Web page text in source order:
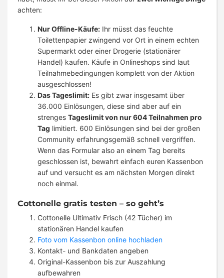
achten:
Nur Offline-Käufe: Ihr müsst das feuchte
Toilettenpapier zwingend vor Ort in einem echten
Supermarkt oder einer Drogerie (stationärer
Handel) kaufen. Käufe in Onlineshops sind laut
Teilnahmebedingungen komplett von der Aktion
ausgeschlossen!
Das Tageslimit: Es gibt zwar insgesamt über
36.000 Einlösungen, diese sind aber auf ein
strenges Tageslimit von nur 604 Teilnahmen pro
Tag limitiert. 600 Einlösungen sind bei der großen
Community erfahrungsgemäß schnell vergriffen.
Wenn das Formular also an einem Tag bereits
geschlossen ist, bewahrt einfach euren Kassenbon
auf und versucht es am nächsten Morgen direkt
noch einmal.
Cottonelle gratis testen – so geht’s
Cottonelle Ultimativ Frisch (42 Tücher) im
stationären Handel kaufen
Foto vom Kassenbon online hochladen
Kontakt- und Bankdaten angeben
Original-Kassenbon bis zur Auszahlung
aufbewahren